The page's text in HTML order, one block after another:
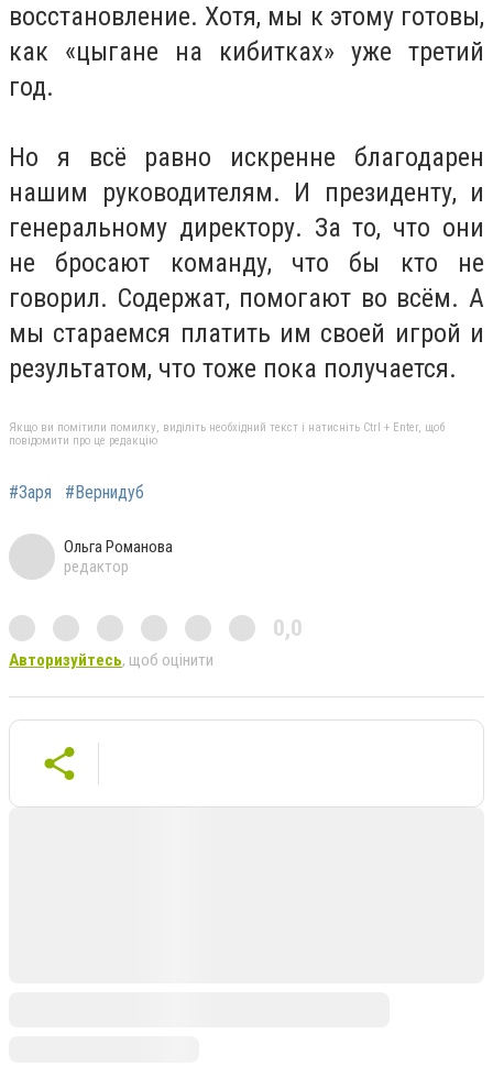
восстановление. Хотя, мы к этому готовы,
как «цыгане на кибитках» уже третий
год.
Но я всё равно искренне благодарен
нашим руководителям. И президенту, и
генеральному директору. За то, что они
не бросают команду, что бы кто не
говорил. Содержат, помогают во всём. А
мы стараемся платить им своей игрой и
результатом, что тоже пока получается.
Якщо ви помітили помилку, виділіть необхідний текст і натисніть Ctrl + Enter, щоб
повідомити про це редакцію
#Заря #Вернидуб
Ольга Романова
редактор
0,0
Авторизуйтесь, щоб оцінити